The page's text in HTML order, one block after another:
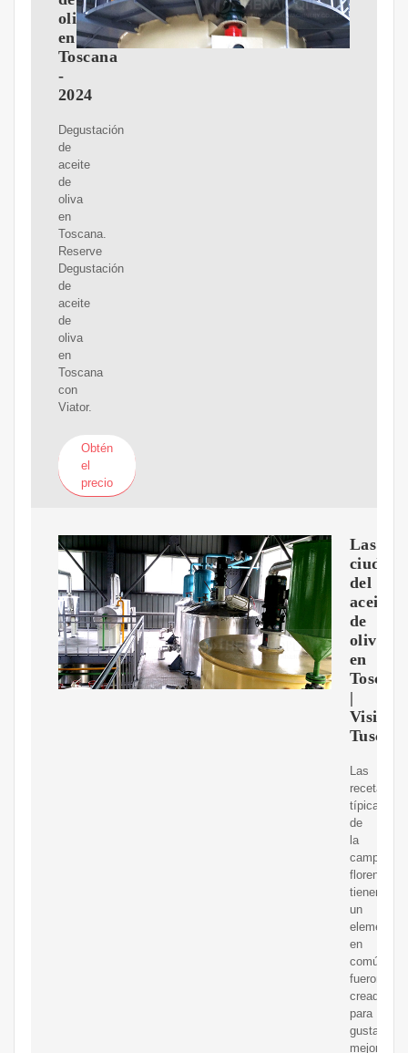
oliva
en
Toscana
-
2024
Degustación
de
aceite
de
oliva
en
Toscana.
Reserve
Degustación
de
aceite
de
oliva
en
Toscana
con
Viator.
Obtén
el
precio
Las
del
aceite
de
oliva
en
|
Visit
Las
recetas
típicas
de
la
campaña
florentina
tienen
un
elemento
en
común:
fueron
creadas
para
gustar
mejor